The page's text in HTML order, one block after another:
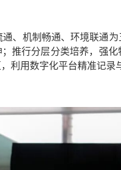
、机制畅通、环境联通
推行分层分类培养，强
利用数字化平台精准记录